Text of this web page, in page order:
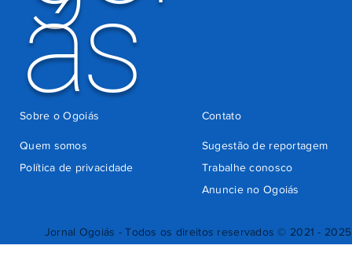
Jornal Ogoiás - Todos os direitos reservados © 2021 - 2025
ás
Quem somos
Sugestão de reportagem
Trabalhe conosco
Política de privacidade
Anuncie no Ogoiás
Contato
Sobre o Ogoiás